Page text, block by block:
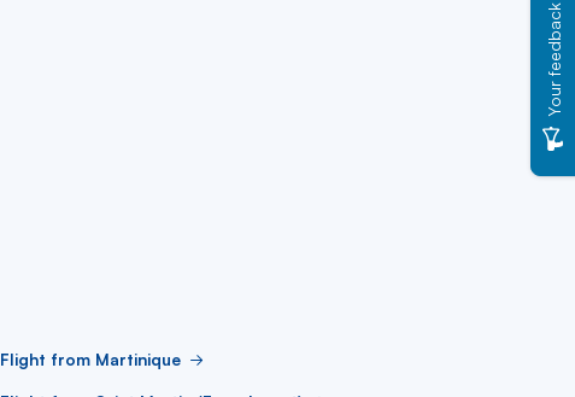
Flight from Martinique
Your feedback